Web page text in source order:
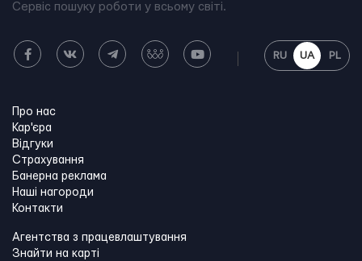
Сервіс пошуку роботи у всьому світі.
RU UA PL
Про нас
Кар'єра
Відгуки
Страхування
Банерна реклама
Наші нагороди
Контакти
Агентства з працевлаштування
Знайти на карті